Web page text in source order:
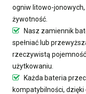
ogniw litowo-
żywotność.
Nasz zamiennik
spełniać lub
rzeczywistą
użytkowaniu.
Każda bateria
kompatybilności,